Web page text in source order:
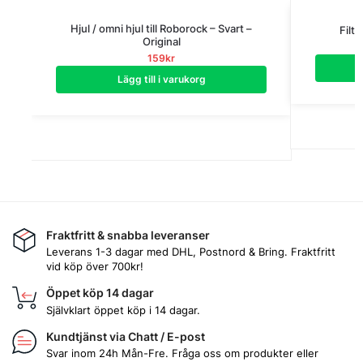
Hjul / omni hjul till Roborock – Svart –
Original
159kr
Lägg till i varukorg
Fraktfritt & snabba leveranser
Leverans 1-3 dagar med DHL, Postnord & Bring. Fraktfritt
vid köp över 700kr!
Öppet köp 14 dagar
Självklart öppet köp i 14 dagar.
Kundtjänst via Chatt / E-post
Svar inom 24h Mån-Fre. Fråga oss om produkter eller